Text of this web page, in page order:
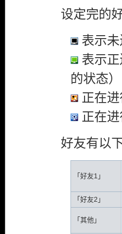
设定完的
表示未
表示正
的状态）
正在进
正在进
好友有以
「好友1」
「好友2」
「其他」